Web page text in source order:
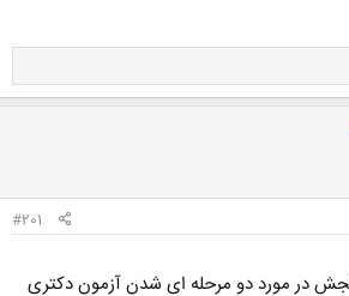
#201
در مورد دو مرحله ای شدن آزمون دکتری